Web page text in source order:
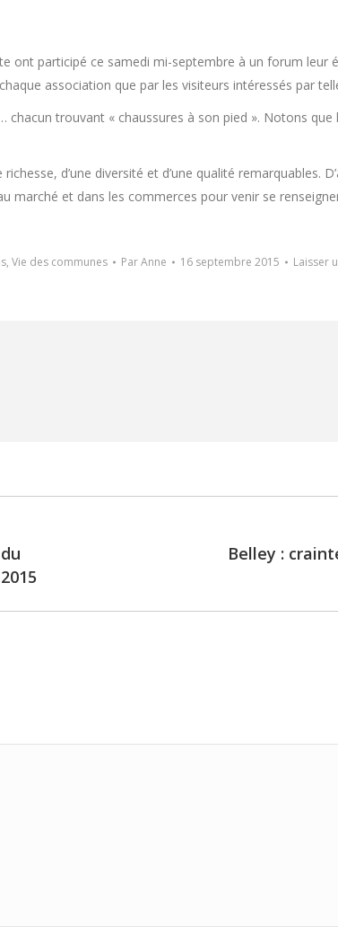
ont participé ce samedi mi-septembre à un forum
association que par les visiteurs intéressés par
chacun trouvant « chaussures à son pied ». Notons
d’une diversité et d’une qualité remarquables.
marché et dans les commerces pour venir se
, Vie des communes ParAnne 16 septembre 2015 Laisser
Belley :